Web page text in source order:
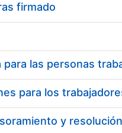
firmado